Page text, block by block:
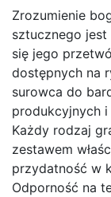
Zrozumienie
sztucznego
się jego
dostępnych na
surowca do
produkcyjnych
Każdy rodzaj
zestawem
przydatność w
Odporność na